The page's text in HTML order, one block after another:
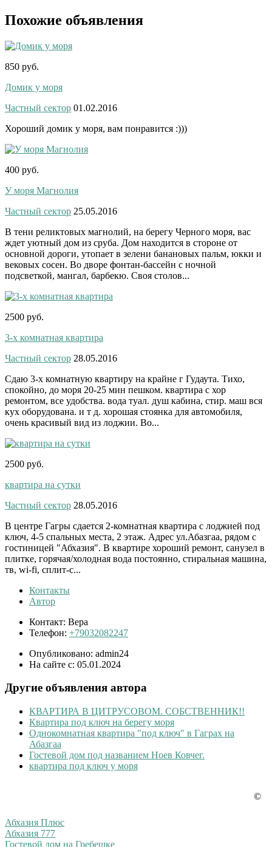
Похожие объявления
850 руб.
Домик у моря
Частный сектор 01.02.2016
Хороший домик у моря, вам понравится :)))
400 руб.
У моря Магнолия
Частный сектор 25.05.2016
В тени реликтовых магнолий, на берегу Черного моря, вас
ждет уютный дом из сруба. Дом находится в стороне от
основной дороги, утопает в зелени банановых пальм, юкки и
вековых сосен. Во дворе фонтан-бассейн с ночной
подсветкой, мангал, барбекю. Своя столов...
2500 руб.
3-х комнатная квартира
Частный сектор 28.05.2016
Сдаю 3-х комнатную квартиру на крайне г Гудаута. Тихо,
спокойно, до моря 20-25 мин пешком. квартира с хор
ремонтом, все удобства. вода туал. душ кабина, стир. маш вся
кух оборудована. и т д. хорошая стоянка для автомобиля,
очень красивый вид из лоджии. Во...
2500 руб.
квартира на сутки
Частный сектор 28.05.2016
В центре Гагры сдается 2-комнатная квартира с лоджией под
ключ, 4-5 спальных места, 2 этаж. Адрес ул.Абазгаа, рядом с
гостиницей "Абхазия". В квартире хороший ремонт, санузел в
плитке, горячая/холодная вода постоянно, стиральная машина,
тв, wi-fi, сплит-с...
Контакты
Автор
Контакт: Вера
Телефон: +79032082247
Опубликовано: admin24
На сайте с: 05.01.2024
Другие объявления автора
КВАРТИРА В ЦИТРУСОВОМ. СОБСТВЕННИК!!
Квартира под ключ на берегу моря
Однокомнатная квартира "под ключ" в Гаграх на
Абазгаа
Гостевой дом под названием Ноев Ковчег.
квартира под ключ у моря
Абхазия Плюс
Абхазия 777
Гостевой дом на Гребешке
©